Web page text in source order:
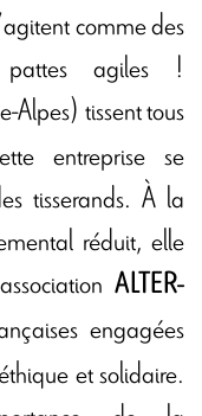
comme des
pattes agiles !
Alpes) tissent tous
entreprise se
tisserands. À la
réduit, elle
ALTER-
engagées
et solidaire.